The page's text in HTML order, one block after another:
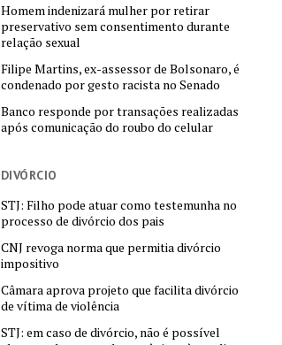
Homem indenizará mulher por retirar
preservativo sem consentimento durante
relação sexual
Filipe Martins, ex-assessor de Bolsonaro, é
condenado por gesto racista no Senado
Banco responde por transações realizadas
após comunicação do roubo do celular
DIVÓRCIO
STJ: Filho pode atuar como testemunha no
processo de divórcio dos pais
CNJ revoga norma que permitia divórcio
impositivo
Câmara aprova projeto que facilita divórcio
de vítima de violência
STJ: em caso de divórcio, não é possível